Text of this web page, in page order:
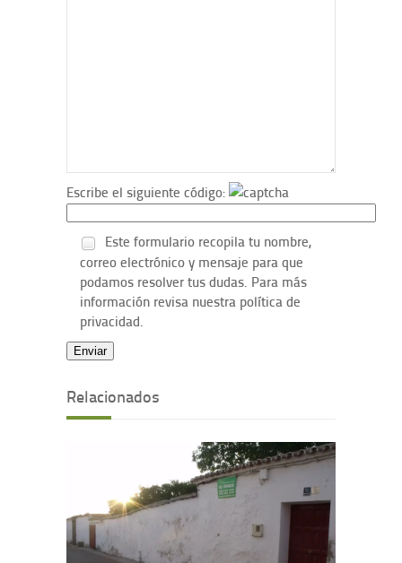
Escribe el siguiente código:
Este formulario recopila tu nombre,
correo electrónico y mensaje para que
podamos resolver tus dudas. Para más
información revisa nuestra política de
privacidad.
Relacionados